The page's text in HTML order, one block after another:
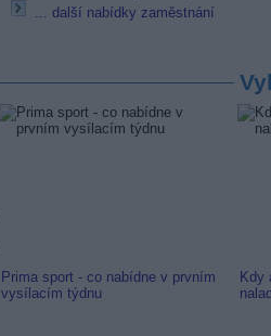
... další nabídky zaměstnání
Prima sport - co nabídne v prvním
vysílacím týdnu
Kdy